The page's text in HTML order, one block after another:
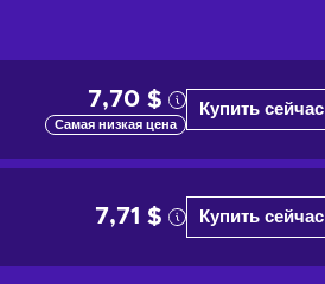
7,70 $
Самая низкая цена
Купить сейчас
7,71 $ Купить сейчас